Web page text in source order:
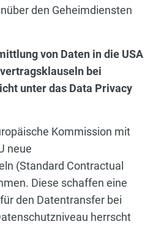
den Geheimdiensten
von Daten in die USA
bei
unter das Data Privacy
Kommission mit
neue
(Standard Contractual
Diese schaffen eine
den Datentransfer bei
herrscht